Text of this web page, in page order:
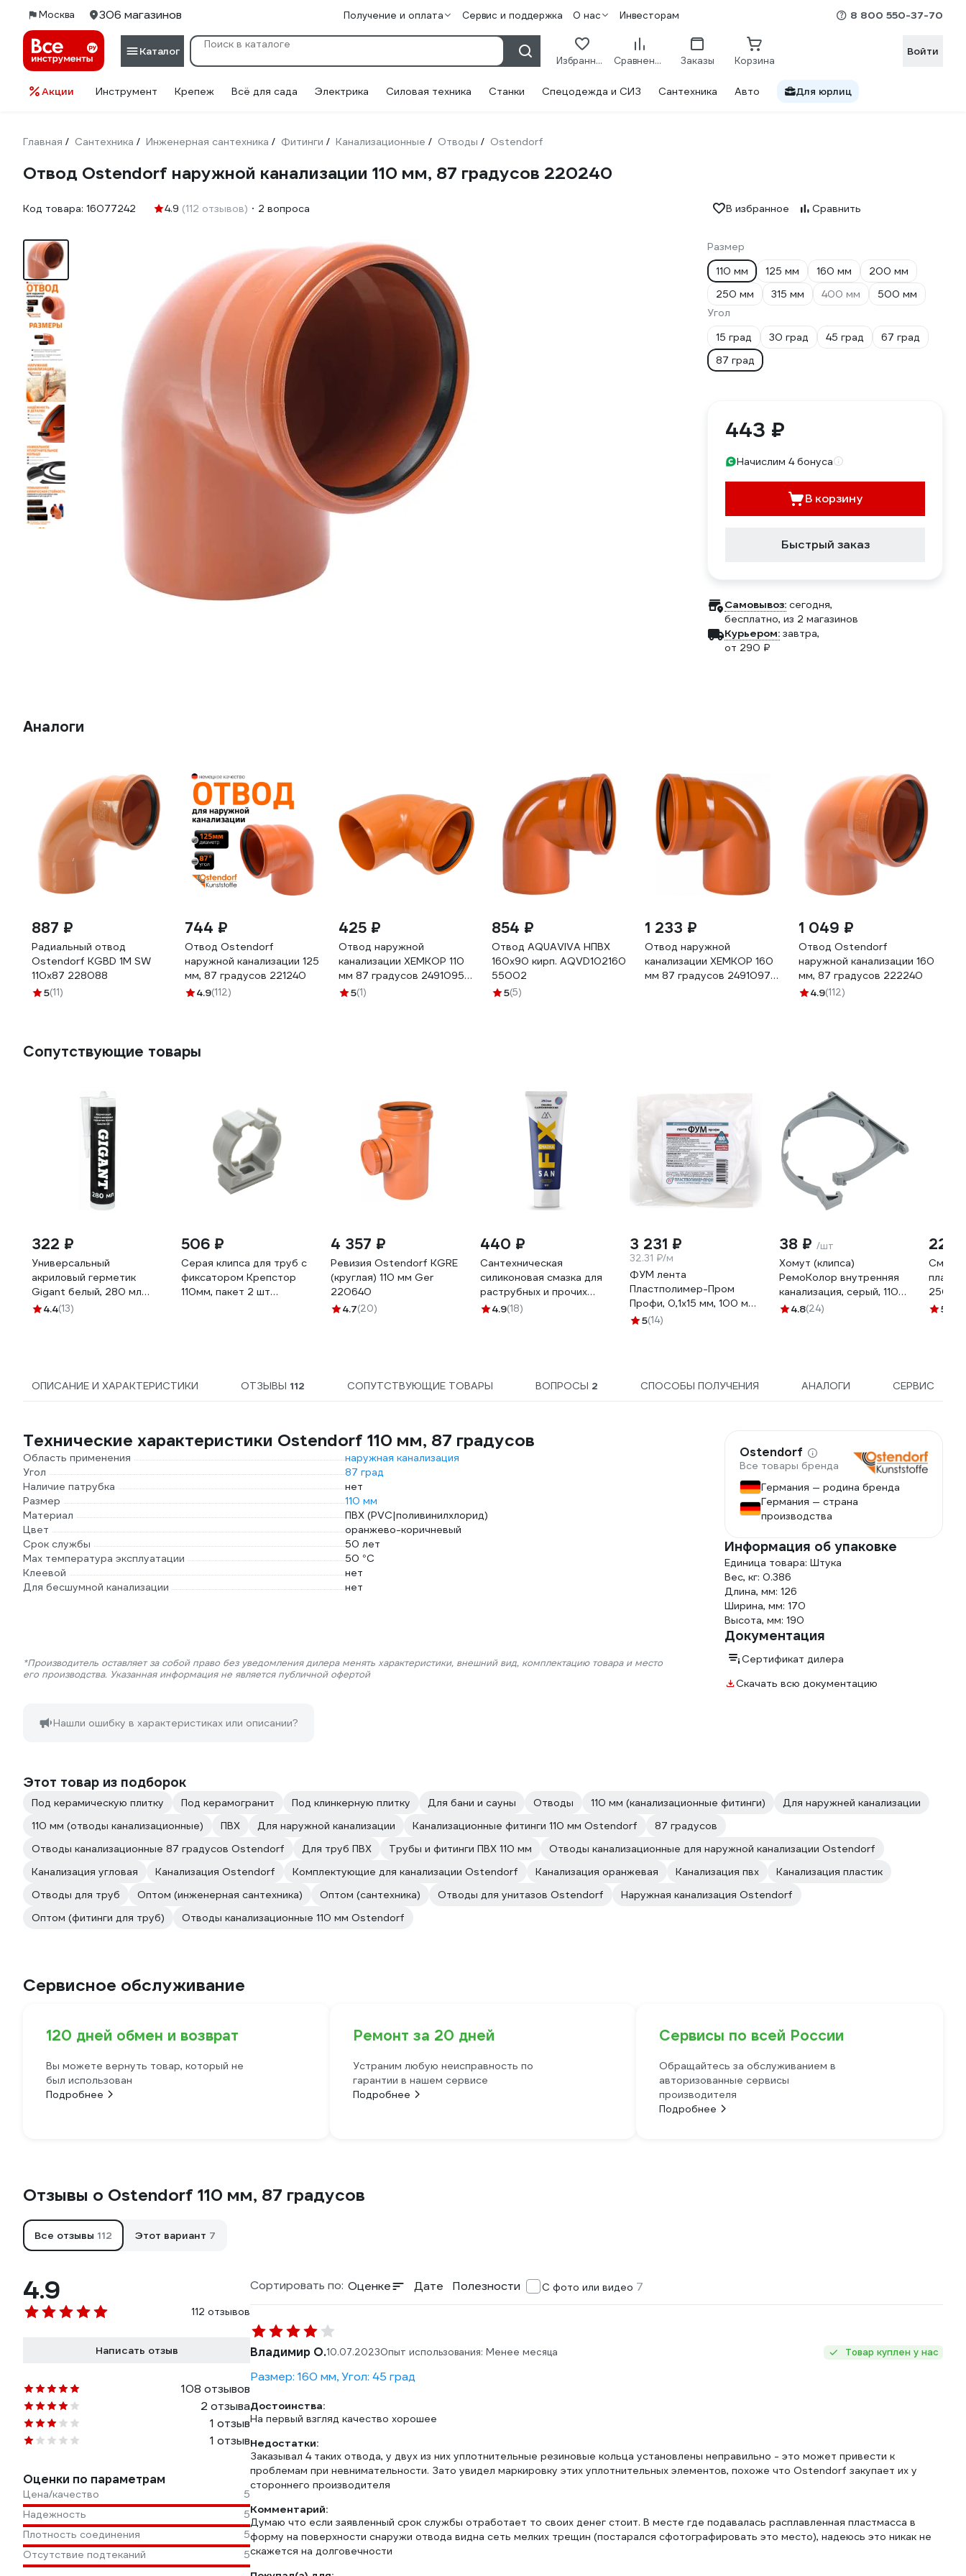
Москва 306 магазинов Получение и оплата Сервис и поддержка О нас Инвесторам 8 800 550-37-70
Каталог
Избранное Сравнение Заказы Корзина
Войти
Акции Инструмент Крепеж Всё для сада Электрика Силовая техника Станки Спецодежда и СИЗ Сантехника Авто Для юрлиц
Главная / Сантехника / Инженерная сантехника / Фитинги / Канализационные / Отводы / Ostendorf
Отвод Ostendorf наружной канализации 110 мм, 87 градусов 220240
Код товара: 16077242 4.9 (112 отзывов) 2 вопроса В избранное Сравнить
Размер
110 мм
125 мм 160 мм
200 мм
250 мм
315 мм 400 мм
500 мм
Угол
15 град
30 град 45 град
67 град
87 град
443 ₽
Начислим 4 бонуса
В корзину
Быстрый заказ
Самовывоз: сегодня,
бесплатно, из 2 магазинов
Курьером: завтра,
от 290 ₽
Аналоги
887 ₽
Радиальный отвод
Ostendorf KGBD 1М SW
110x87 228088
5(11)
744 ₽
Отвод Ostendorf
наружной канализации 125
мм, 87 градусов 221240
4.9(112)
425 ₽
Отвод наружной
канализации ХЕМКОР 110
мм 87 градусов 2491095
0 5982
5(1)
854 ₽
Отвод AQUAVIVA НПВХ
160x90 кирп. AQVD102160
55002
5(5)
1 233 ₽
Отвод наружной
канализации ХЕМКОР 160
мм 87 градусов 2491097
1 049 ₽
Отвод Ostendorf
наружной канализации 160
мм, 87 градусов 222240
4.9(112)
Сопутствующие товары
322 ₽
Универсальный
акриловый герметик
Gigant белый, 280 мл
GAGW-03
4.4(13)
506 ₽
Серая клипса для труб с
фиксатором Крепстор
110мм, пакет 2 шт
4 357 ₽
Ревизия Ostendorf KGRE
(круглая) 110 мм Ger
220640
4.7(20)
440 ₽
Сантехническая
силиконовая смазка для
раструбных и прочих
соединений Sanfix 250
4.9(18)
3 231 ₽
32.31 ₽/м
ФУМ лента
Пластполимер-Пром
Профи, 0,1х15 мм, 100 м
ЗВ-00001594
5(14)
38 ₽ /шт
Хомут (клипса)
РемоКолор внутренняя
канализация, серый, 110
мм 142-473
4.8(24)
228
250
5
ОПИСАНИЕ И ХАРАКТЕРИСТИКИ ОТЗЫВЫ 112 СОПУТСТВУЮЩИЕ ТОВАРЫ ВОПРОСЫ 2 СПОСОБЫ ПОЛУЧЕНИЯ АНАЛОГИ СЕРВИС
Технические характеристики Ostendorf 110 мм, 87 градусов
Область применения
наружная канализация
Угол
87 град
Наличие патрубка
нет
Размер
110 мм
Материал
ПВХ (PVC|поливинилхлорид)
Цвет
оранжево-коричневый
Срок службы
50 лет
Max температура эксплуатации
50 °С
Клеевой
нет
Для бесшумной канализации
нет
*Производитель оставляет за собой право без уведомления дилера менять характеристики, внешний вид, комплектацию товара и место
его производства. Указанная информация не является публичной офертой
Нашли ошибку в характеристиках или описании?
Ostendorf
Все товары бренда
Германия — родина бренда
Германия — страна
производства
Информация об упаковке
Единица товара: Штука
Вес, кг: 0.386
Длина, мм: 126
Ширина, мм: 170
Высота, мм: 190
Документация
Сертификат дилера
Скачать всю документацию
Этот товар из подборок
Под керамическую плитку Под керамогранит Под клинкерную плитку Для бани и сауны Отводы 110 мм (канализационные фитинги)
Для наружней канализации
110 мм (отводы канализационные)
ПВХ Для наружной канализации Канализационные фитинги 110 мм Ostendorf
87 градусов
Отводы канализационные 87 градусов Ostendorf
Для труб ПВХ Трубы и фитинги ПВХ 110 мм
Отводы канализационные для наружной канализации Ostendorf
Канализация угловая
Канализация Ostendorf Комплектующие для канализации Ostendorf Канализация оранжевая Канализация пвх
Канализация пластик
Отводы для труб
Оптом (инженерная сантехника) Оптом (сантехника) Отводы для унитазов Ostendorf
Наружная канализация Ostendorf
Оптом (фитинги для труб)
Отводы канализационные 110 мм Ostendorf
Сервисное обслуживание
120 дней обмен и возврат
Вы можете вернуть товар, который не
был использован
Подробнее
Ремонт за 20 дней
Устраним любую неисправность по
гарантии в нашем сервисе
Подробнее
Сервисы по всей России
Обращайтесь за обслуживанием в
авторизованные сервисы
производителя
Подробнее
Отзывы о Ostendorf 110 мм, 87 градусов
Все отзывы 112 Этот вариант 7
4.9
112 отзывов
Написать отзыв
108 отзывов
2 отзыва
1 отзыв
1 отзыв
Оценки по параметрам
Цена/качество
5
Надежность
5
Плотность соединения
5
Отсутствие подтеканий
5
Сортировать по: Оценке Дате Полезности С фото или видео 7
Владимир О.10.07.2023Опыт использования: Менее месяца Товар куплен у нас
Размер: 160 мм, Угол: 45 град
Достоинства:
На первый взгляд качество хорошее
Недостатки:
Заказывал 4 таких отвода, у двух из них уплотнительные резиновые кольца установлены неправильно - это может привести к
проблемам при невнимательности. Зато увидел маркировку этих уплотнительных элементов, похоже что Ostendorf закупает их у
стороннего производителя
Комментарий:
Думаю что если заявленный срок службы отработает то своих денег стоит. В месте где подавалась расплавленная пластмасса в
форму на поверхности снаружи отвода видна сеть мелких трещин (постарался сфотографировать это место), надеюсь это никак не
скажется на долговечности